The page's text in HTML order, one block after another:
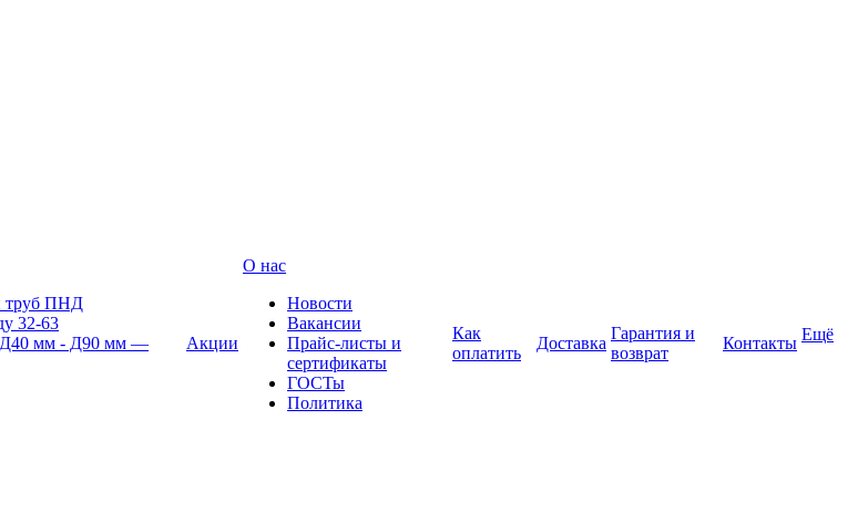
труб ПНД
32-63
Д40 мм - Д90 мм —
Акции
О нас
Новости
Вакансии
Прайс-листы и
сертификаты
ГОСТы
Политика
Как
оплатить
Доставка
Гарантия и
возврат
Контакты Ещё